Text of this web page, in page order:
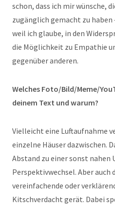
schon, dass ich mir wünsche,
zugänglich gemacht zu haben
weil ich glaube, in den
die Möglichkeit zu Empathie
gegenüber anderen.
Welches Foto/Bild/Meme/
deinem Text und warum?
Vielleicht eine Luftaufnahme
einzelne Häuser dazwischen.
Abstand zu einer sonst nahen
Perspektivwechsel. Aber auch
vereinfachende oder
Kitschverdacht gerät. Dabei